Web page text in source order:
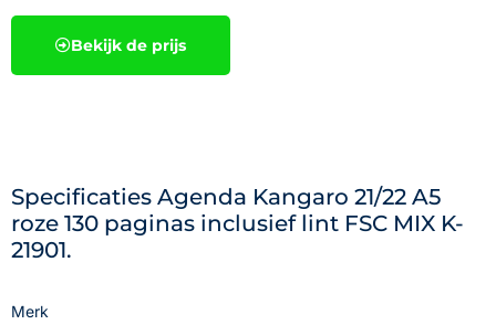
Bekijk de prijs
Specificaties Agenda Kangaro 21/22 A5
roze 130 paginas inclusief lint FSC MIX K-
21901.
Merk